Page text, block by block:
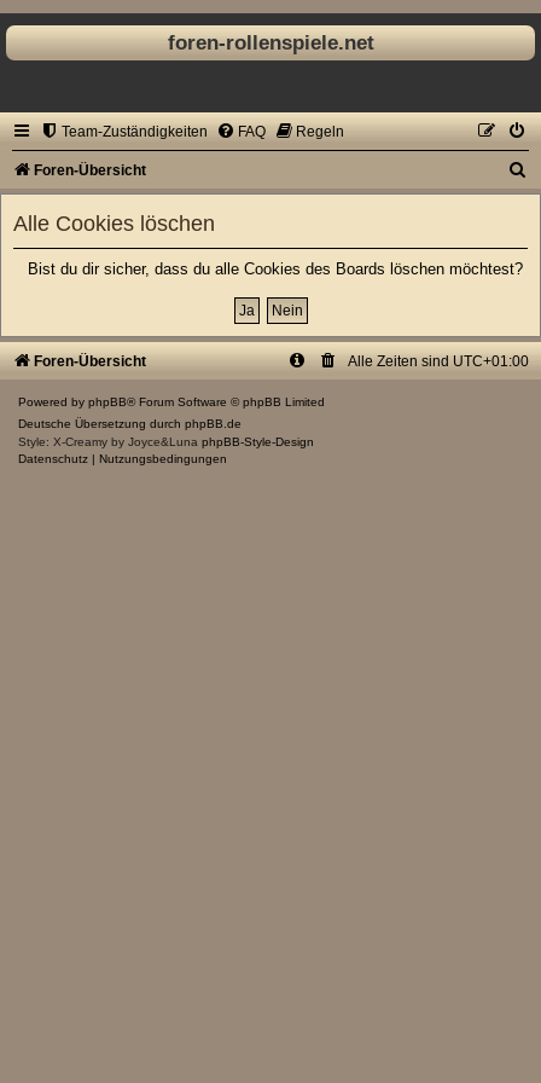
foren-rollenspiele.net
Team-Zuständigkeiten FAQ Regeln
Foren-Übersicht
Alle Cookies löschen
Bist du dir sicher, dass du alle Cookies des Boards löschen möchtest?
Foren-Übersicht Alle Zeiten sind UTC+01:00
Powered by phpBB® Forum Software © phpBB Limited
Deutsche Übersetzung durch phpBB.de
Style: X-Creamy by Joyce&Luna phpBB-Style-Design
Datenschutz | Nutzungsbedingungen